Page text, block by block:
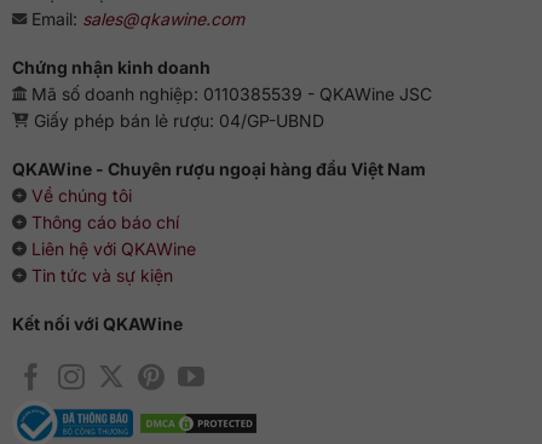
Email: sales@qkawine.com
Chứng nhận kinh doanh
Mã số doanh nghiệp: 0110385539 - QKAWine JSC
Giấy phép bán lẻ rượu: 04/GP-UBND
QKAWine - Chuyên rượu ngoại hàng đầu Việt Nam
Về chúng tôi
Thông cáo báo chí
Liên hệ với QKAWine
Tin tức và sự kiện
Kết nối với QKAWine